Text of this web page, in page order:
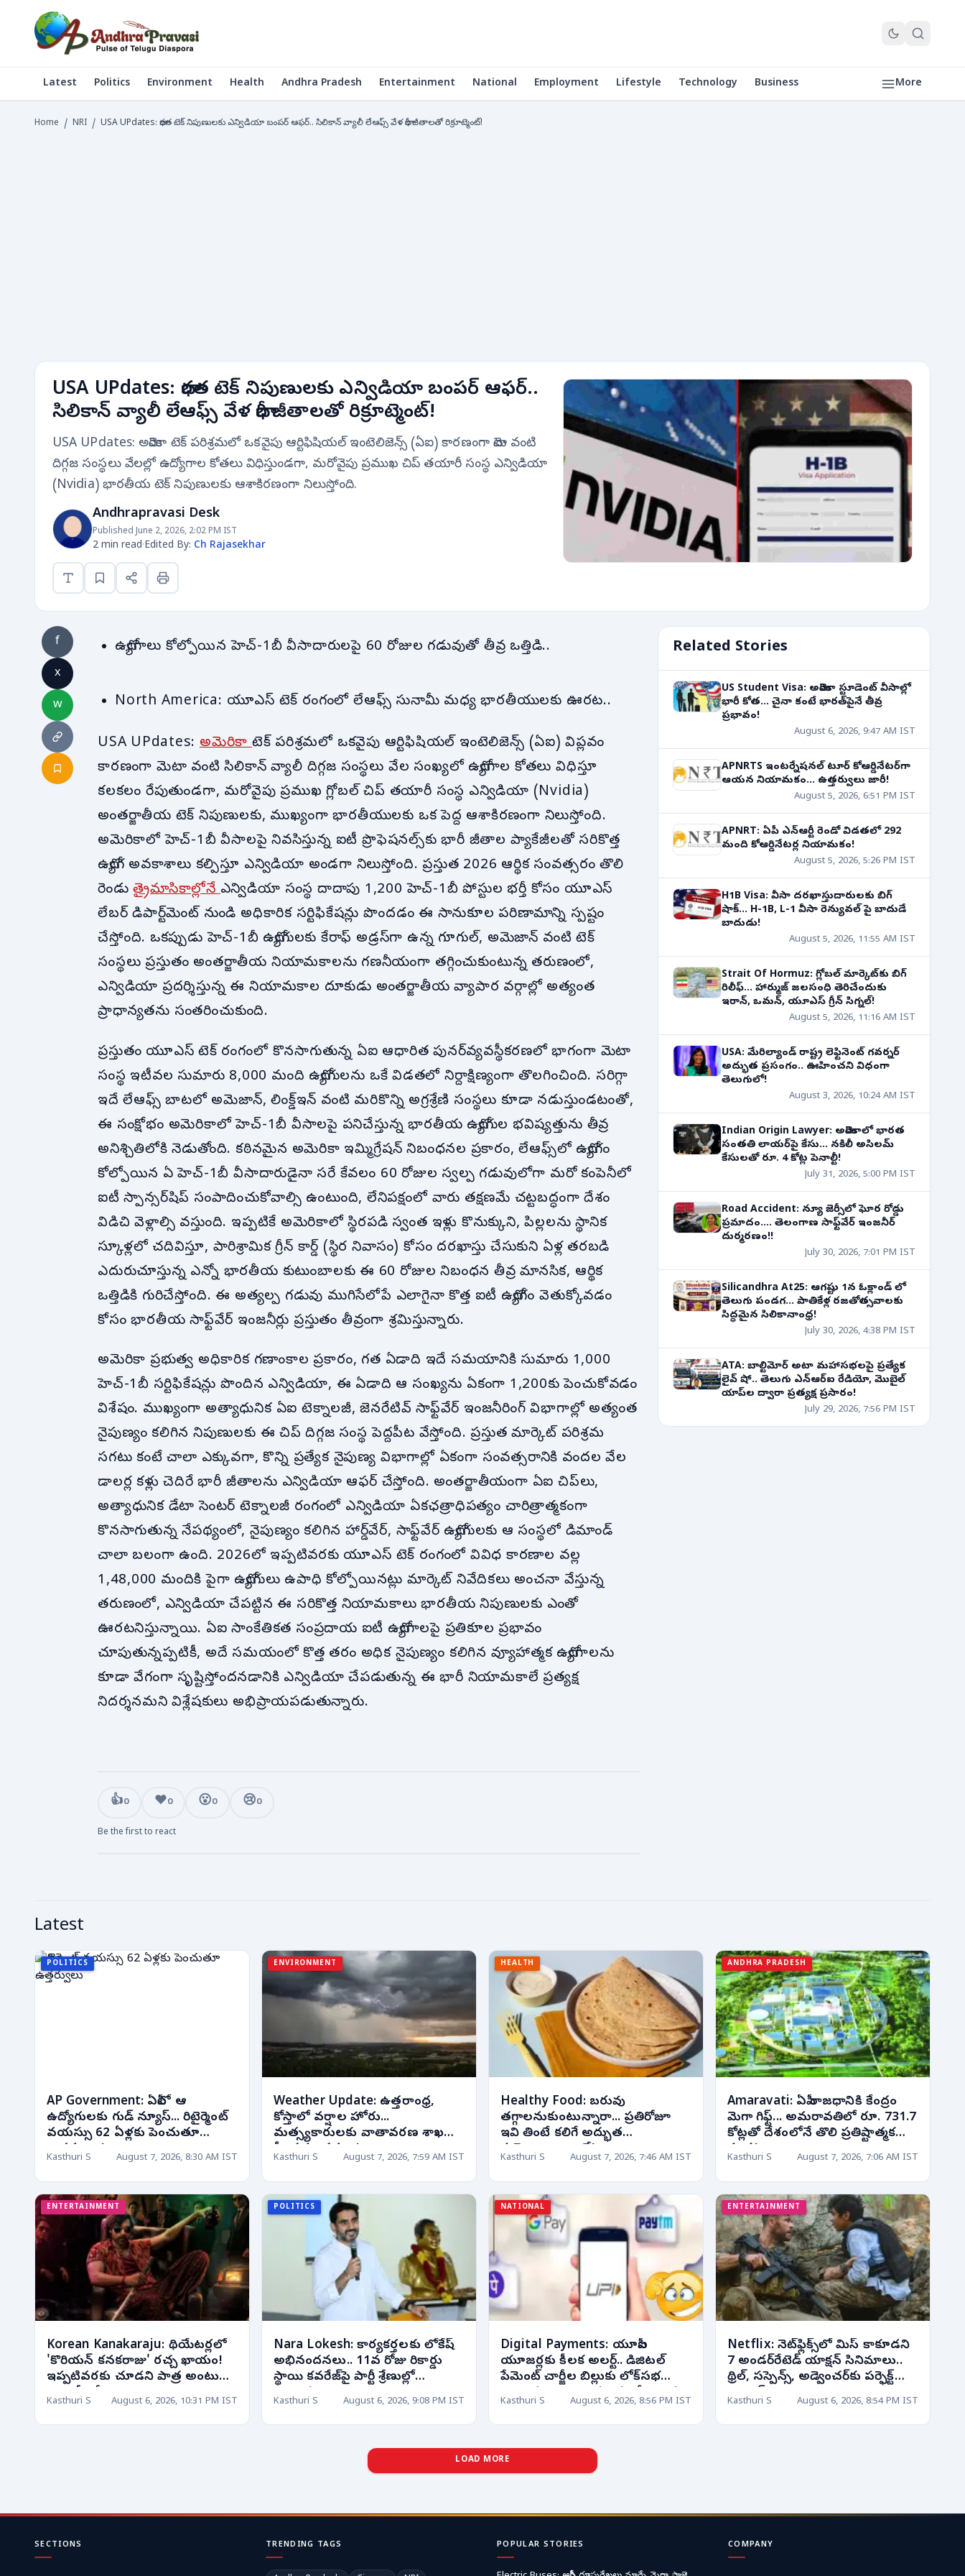
Latest Politics Environment Health Andhra Pradesh Entertainment National Employment Lifestyle Technology Business More
Home / NRI / USA UPdates: భారత టెక్ నిపుణులకు ఎన్విడియా బంపర్ ఆఫర్.. సిలికాన్ వ్యాలీ లేఆఫ్స్ వేళ భారీ జీతాలతో రిక్రూట్మెంట్!
USA UPdates: భారత టెక్ నిపుణులకు ఎన్విడియా బంపర్ ఆఫర్..
సిలికాన్ వ్యాలీ లేఆఫ్స్ వేళ భారీ జీతాలతో రిక్రూట్మెంట్!
USA UPdates: అమెరికా టెక్ పరిశ్రమలో ఒకవైపు ఆర్టిఫిషియల్ ఇంటెలిజెన్స్ (ఏఐ) కారణంగా మెటా వంటి
దిగ్గజ సంస్థలు వేలల్లో ఉద్యోగాల కోతలు విధిస్తుండగా, మరోవైపు ప్రముఖ చిప్ తయారీ సంస్థ ఎన్విడియా
(Nvidia) భారతీయ టెక్ నిపుణులకు ఆశాకిరణంగా నిలుస్తోంది.
Andhrapravasi Desk
Published June 2, 2026, 2:02 PM IST
2 min read·Edited By: Ch Rajasekhar
f
x
w
ఉద్యోగాలు కోల్పోయిన హెచ్‌-1బీ వీసాదారులపై 60 రోజుల గడువుతో తీవ్ర ఒత్తిడి..
North America: యూఎస్ టెక్‌ రంగంలో లేఆఫ్స్ సునామీ మధ్య భారతీయులకు ఊరట..
USA UPdates: అమెరికాటెక్ పరిశ్రమలో ఒకవైపు ఆర్టిఫిషియల్ ఇంటెలిజెన్స్ (ఏఐ) విప్లవం
కారణంగా మెటా వంటి సిలికాన్ వ్యాలీ దిగ్గజ సంస్థలు వేల సంఖ్యలో ఉద్యోగాల కోతలు విధిస్తూ
కలకలం రేపుతుండగా, మరోవైపు ప్రముఖ గ్లోబల్ చిప్ తయారీ సంస్థ ఎన్విడియా (Nvidia)
అంతర్జాతీయ టెక్ నిపుణులకు, ముఖ్యంగా భారతీయులకు ఒక పెద్ద ఆశాకిరణంగా నిలుస్తోంది.
అమెరికాలో హెచ్‌-1బీ వీసాలపై నివసిస్తున్న ఐటీ ప్రొఫెషనల్స్‌కు భారీ జీతాల ప్యాకేజీలతో సరికొత్త
ఉద్యోగ అవకాశాలు కల్పిస్తూ ఎన్విడియా అండగా నిలుస్తోంది. ప్రస్తుత 2026 ఆర్థిక సంవత్సరం తొలి
రెండుత్రైమాసికాల్లోనేఎన్విడియా సంస్థ దాదాపు 1,200 హెచ్‌-1బీ పోస్టుల భర్తీ కోసం యూఎస్
లేబర్ డిపార్ట్‌మెంట్ నుండి అధికారిక సర్టిఫికేషన్లు పొందడం ఈ సానుకూల పరిణామాన్ని స్పష్టం
చేస్తోంది. ఒకప్పుడు హెచ్‌-1బీ ఉద్యోగులకు కేరాఫ్ అడ్రస్‌గా ఉన్న గూగుల్, అమెజాన్ వంటి టెక్
సంస్థలు ప్రస్తుతం అంతర్జాతీయ నియామకాలను గణనీయంగా తగ్గించుకుంటున్న తరుణంలో,
ఎన్విడియా ప్రదర్శిస్తున్న ఈ నియామకాల దూకుడు అంతర్జాతీయ వ్యాపార వర్గాల్లో అత్యంత
ప్రాధాన్యతను సంతరించుకుంది.
ప్రస్తుతం యూఎస్ టెక్ రంగంలో కొనసాగుతున్న ఏఐ ఆధారిత పునర్‌వ్యవస్థీకరణలో భాగంగా మెటా
సంస్థ ఇటీవల సుమారు 8,000 మంది ఉద్యోగులను ఒకే విడతలో నిర్దాక్షిణ్యంగా తొలగించింది. సరిగ్గా
ఇదే లేఆఫ్స్ బాటలో అమెజాన్, లింక్డ్‌ఇన్ వంటి మరికొన్ని అగ్రశ్రేణి సంస్థలు కూడా నడుస్తుండటంతో,
ఈ సంక్షోభం అమెరికాలో హెచ్‌-1బీ వీసాలపై పనిచేస్తున్న భారతీయ ఉద్యోగుల భవిష్యత్తును తీవ్ర
అనిశ్చితిలోకి నెడుతోంది. కఠినమైన అమెరికా ఇమ్మిగ్రేషన్ నిబంధనల ప్రకారం, లేఆఫ్స్‌లో ఉద్యోగం
కోల్పోయిన ఏ హెచ్‌-1బీ వీసాదారుడైనా సరే కేవలం 60 రోజుల స్వల్ప గడువులోగా మరో కంపెనీలో
ఐటీ స్పాన్సర్‌షిప్ సంపాదించుకోవాల్సి ఉంటుంది, లేనిపక్షంలో వారు తక్షణమే చట్టబద్ధంగా దేశం
విడిచి వెళ్లాల్సి వస్తుంది. ఇప్పటికే అమెరికాలో స్థిరపడి స్వంత ఇళ్లు కొనుక్కుని, పిల్లలను స్థానిక
స్కూళ్లలో చదివిస్తూ, పారిశ్రామిక గ్రీన్ కార్డ్ (స్థిర నివాసం) కోసం దరఖాస్తు చేసుకుని ఏళ్ల తరబడి
ఎదురుచూస్తున్న ఎన్నో భారతీయ కుటుంబాలకు ఈ 60 రోజుల నిబంధన తీవ్ర మానసిక, ఆర్థిక
ఒత్తిడికి గురిచేస్తోంది. ఈ అత్యల్ప గడువు ముగిసేలోపే ఎలాగైనా కొత్త ఐటీ ఉద్యోగం వెతుక్కోవడం
కోసం భారతీయ సాఫ్ట్‌వేర్ ఇంజనీర్లు ప్రస్తుతం తీవ్రంగా శ్రమిస్తున్నారు.
అమెరికా ప్రభుత్వ అధికారిక గణాంకాల ప్రకారం, గత ఏడాది ఇదే సమయానికి సుమారు 1,000
హెచ్‌-1బీ సర్టిఫికేషన్లు పొందిన ఎన్విడియా, ఈ ఏడాది ఆ సంఖ్యను ఏకంగా 1,200కు పెంచుకోవడం
విశేషం. ముఖ్యంగా అత్యాధునిక ఏఐ టెక్నాలజీ, జెనరేటివ్ సాఫ్ట్‌వేర్ ఇంజనీరింగ్ విభాగాల్లో అత్యంత
నైపుణ్యం కలిగిన నిపుణులకు ఈ చిప్ దిగ్గజ సంస్థ పెద్దపీట వేస్తోంది. ప్రస్తుత మార్కెట్ పరిశ్రమ
సగటు కంటే చాలా ఎక్కువగా, కొన్ని ప్రత్యేక నైపుణ్య విభాగాల్లో ఏకంగా సంవత్సరానికి వందల వేల
డాలర్ల కళ్లు చెదిరే భారీ జీతాలను ఎన్విడియా ఆఫర్ చేస్తోంది. అంతర్జాతీయంగా ఏఐ చిప్‌లు,
అత్యాధునిక డేటా సెంటర్ టెక్నాలజీ రంగంలో ఎన్విడియా ఏకఛత్రాధిపత్యం చారిత్రాత్మకంగా
కొనసాగుతున్న నేపథ్యంలో, నైపుణ్యం కలిగిన హార్డ్‌వేర్, సాఫ్ట్‌వేర్ ఉద్యోగులకు ఆ సంస్థలో డిమాండ్
చాలా బలంగా ఉంది. 2026లో ఇప్పటివరకు యూఎస్ టెక్ రంగంలో వివిధ కారణాల వల్ల
1,48,000 మందికి పైగా ఉద్యోగులు ఉపాధి కోల్పోయినట్లు మార్కెట్ నివేదికలు అంచనా వేస్తున్న
తరుణంలో, ఎన్విడియా చేపట్టిన ఈ సరికొత్త నియామకాలు భారతీయ నిపుణులకు ఎంతో
ఊరటనిస్తున్నాయి. ఏఐ సాంకేతికత సంప్రదాయ ఐటీ ఉద్యోగాలపై ప్రతికూల ప్రభావం
చూపుతున్నప్పటికీ, అదే సమయంలో కొత్త తరం అధిక నైపుణ్యం కలిగిన వ్యూహాత్మక ఉద్యోగాలను
కూడా వేగంగా సృష్టిస్తోందనడానికి ఎన్విడియా చేపడుతున్న ఈ భారీ నియామకాలే ప్రత్యక్ష
నిదర్శనమని విశ్లేషకులు అభిప్రాయపడుతున్నారు.
Related Stories
US Student Visa: అమెరికా స్టూడెంట్ వీసాల్లో
భారీ కోత... చైనా కంటే భారత్‌పైనే తీవ్ర
ప్రభావం!
August 6, 2026, 9:47 AM IST
APNRTS ఇంటర్నేషనల్ టూర్ కోఆర్డినేటర్‌గా
ఆయన నియామకం... ఉత్తర్వులు జారీ!
August 5, 2026, 6:51 PM IST
APNRT: ఏపీ ఎన్ఆర్టీ రెండో విడతలో 292
మంది కోఆర్డినేటర్ల నియామకం!
August 5, 2026, 5:26 PM IST
H1B Visa: వీసా దరఖాస్తుదారులకు బిగ్
షాక్... H-1B, L-1 వీసా రెన్యువల్ పై బాదుడే
బాదుడు!
August 5, 2026, 11:55 AM IST
Strait Of Hormuz: గ్లోబల్ మార్కెట్‌కు బిగ్
రిలీఫ్... హార్ముజ్ జలసంధి తెరిచేందుకు
ఇరాన్, ఒమన్, యూఎస్ గ్రీన్ సిగ్నల్!
August 5, 2026, 11:16 AM IST
USA: మేరిల్యాండ్ రాష్ట్ర లెఫ్టినెంట్ గవర్నర్
అద్భుత ప్రసంగం.. ఊహించని విధంగా
తెలుగులో!
August 3, 2026, 10:24 AM IST
Indian Origin Lawyer: అమెరికాలో భారత
సంతతి లాయర్‌పై కేసు... నకిలీ అసిలమ్
కేసులతో రూ. 4 కోట్ల పెనాల్టీ!
July 31, 2026, 5:00 PM IST
Road Accident: న్యూ జెర్సీలో ఘోర రోడ్డు
ప్రమాదం.... తెలంగాణ సాఫ్ట్‌వేర్ ఇంజనీర్
దుర్మరణం!!
July 30, 2026, 7:01 PM IST
Silicandhra At25: ఆగష్టు 1న ఓక్లాండ్ లో
తెలుగు పండగ... పాతికేళ్ల రజతోత్సవాలకు
సిద్ధమైన సిలికానాంధ్ర!
July 30, 2026, 4:38 PM IST
ATA: బాల్టిమోర్ అటా మహాసభలపై ప్రత్యేక
లైవ్ షో.. తెలుగు ఎన్‌ఆర్‌ఐ రేడియో, మొబైల్
యాప్‌ల ద్వారా ప్రత్యక్ష ప్రసారం!
July 29, 2026, 7:56 PM IST
👍0 ❤️0 😮0 😢0
Be the first to react
Latest
POLITICS
AP Government: ఏపీలో ఆ
ఉద్యోగులకు గుడ్ న్యూస్... రిటైర్మెంట్
వయస్సు 62 ఏళ్లకు పెంచుతూ
ఉత్తర్వులు!
Kasthuri S August 7, 2026, 8:30 AM IST
ENVIRONMENT
Weather Update: ఉత్తరాంధ్ర,
కోస్తాలో వర్షాల హోరు...
మత్స్యకారులకు వాతావరణ శాఖ
కీలక సూచనలు!
Kasthuri S August 7, 2026, 7:59 AM IST
HEALTH
Healthy Food: బరువు
తగ్గాలనుకుంటున్నారా... ప్రతిరోజూ
ఇవి తింటే కలిగే అద్భుత
ప్రయోజనాలు ఇవే!
Kasthuri S August 7, 2026, 7:46 AM IST
ANDHRA PRADESH
Amaravati: ఏపీ రాజధానికి కేంద్రం
మెగా గిఫ్ట్... అమరావతిలో రూ. 731.7
కోట్లతో దేశంలోనే తొలి ప్రతిష్టాత్మక
సంస్థ!
Kasthuri S August 7, 2026, 7:06 AM IST
ENTERTAINMENT
Korean Kanakaraju: థియేటర్లలో
'కొరియన్ కనకరాజు' రచ్చ ఖాయం!
ఇప్పటివరకు చూడని పాత్ర అంటున్న
మెగా హీరో!
Kasthuri S August 6, 2026, 10:31 PM IST
POLITICS
Nara Lokesh: కార్యకర్తలకు లోకేష్
అభినందనలు.. 11వ రోజు రికార్డు
స్థాయి కవరేజ్‌పై పార్టీ శ్రేణుల్లో
ఉత్సాహం!
Kasthuri S August 6, 2026, 9:08 PM IST
NATIONAL
Digital Payments: యూపీఐ
యూజర్లకు కీలక అలర్ట్.. డిజిటల్
పేమెంట్ చార్జీల బిల్లుకు లోక్‌సభ
ఆమోదం! వినియోగదారుల్లో పెరిగిన
ఉత్కంఠ!
Kasthuri S August 6, 2026, 8:56 PM IST
ENTERTAINMENT
Netflix: నెట్‌ఫ్లిక్స్‌లో మిస్ కాకూడని
7 అండర్‌రేటెడ్ యాక్షన్ సినిమాలు..
థ్రిల్, సస్పెన్స్, అడ్వెంచర్‌కు పర్ఫెక్ట్
ఛాయిస్!
Kasthuri S August 6, 2026, 8:54 PM IST
LOAD MORE
SECTIONS TRENDING TAGS POPULAR STORIES COMPANY